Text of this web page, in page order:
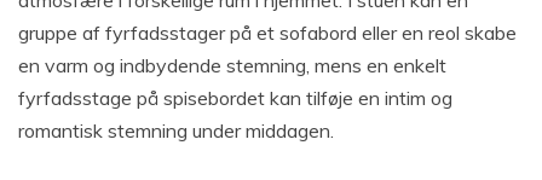
gruppe af fyrfadsstager på et sofabord eller en reol skabe
en varm og indbydende stemning, mens en enkelt
fyrfadsstage på spisebordet kan tilføje en intim og
romantisk stemning under middagen.